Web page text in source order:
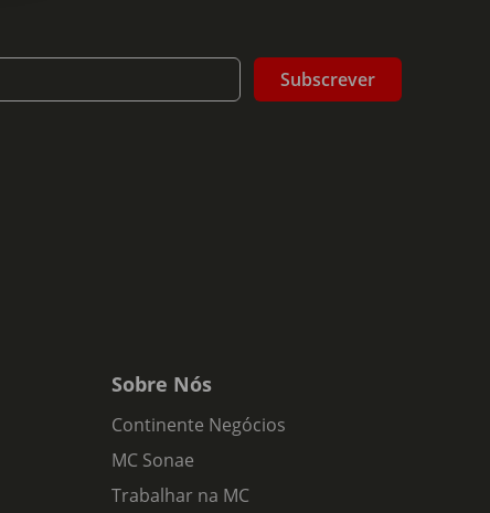
Subscrever
Sobre Nós
Continente Negócios
MC Sonae
Trabalhar na MC